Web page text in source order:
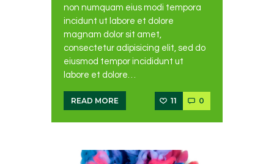
non numquam eius modi tempora
incidunt ut labore et dolore
magnam dolor sit amet,
consectetur adipisicing elit, sed do
eiusmod tempor incididunt ut
labore et dolore…
READ MORE 11 0